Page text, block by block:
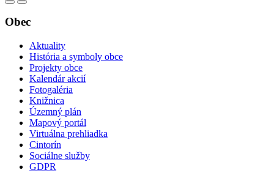
Obec
Aktuality
História a symboly obce
Projekty obce
Kalendár akcií
Fotogaléria
Knižnica
Územný plán
Mapový portál
Virtuálna prehliadka
Cintorín
Sociálne služby
GDPR